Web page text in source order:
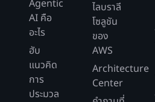
Agentic
AI คือ
อะไร
ฮับ
แนวคิด
การ
ประมวล
ไลบราลี
โซลูชัน
ของ
AWS
Architecture
Center